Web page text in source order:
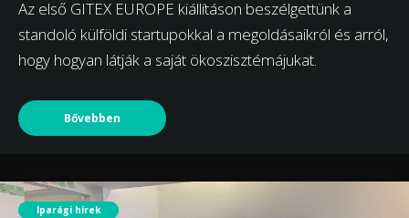
Az első GITEX EUROPE kiállításon beszélgettünk a
standoló külföldi startupokkal a megoldásaikról és arról,
hogy hogyan látják a saját ökoszisztémájukat.
Bővebben
Iparági hírek